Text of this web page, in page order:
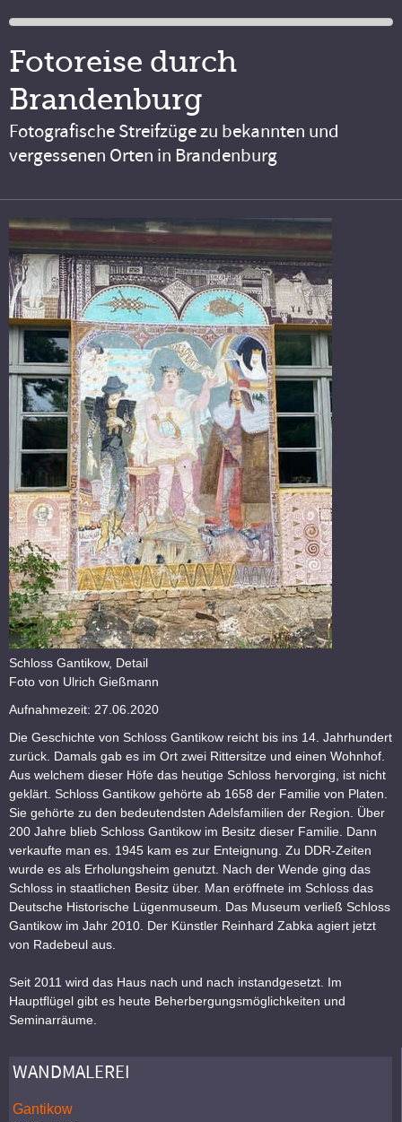
Fotoreise durch
Brandenburg
Fotografische Streifzüge zu bekannten und
vergessenen Orten in Brandenburg
Schloss Gantikow, Detail
Foto von Ulrich Gießmann
Aufnahmezeit: 27.06.2020
Die Geschichte von Schloss Gantikow reicht bis ins 14. Jahrhundert
zurück. Damals gab es im Ort zwei Rittersitze und einen Wohnhof.
Aus welchem dieser Höfe das heutige Schloss hervorging, ist nicht
geklärt. Schloss Gantikow gehörte ab 1658 der Familie von Platen.
Sie gehörte zu den bedeutendsten Adelsfamilien der Region. Über
200 Jahre blieb Schloss Gantikow im Besitz dieser Familie. Dann
verkaufte man es. 1945 kam es zur Enteignung. Zu DDR-Zeiten
wurde es als Erholungsheim genutzt. Nach der Wende ging das
Schloss in staatlichen Besitz über. Man eröffnete im Schloss das
Deutsche Historische Lügenmuseum. Das Museum verließ Schloss
Gantikow im Jahr 2010. Der Künstler Reinhard Zabka agiert jetzt
von Radebeul aus.
Seit 2011 wird das Haus nach und nach instandgesetzt. Im
Hauptflügel gibt es heute Beherbergungsmöglichkeiten und
Seminarräume.
WANDMALEREI
Gantikow